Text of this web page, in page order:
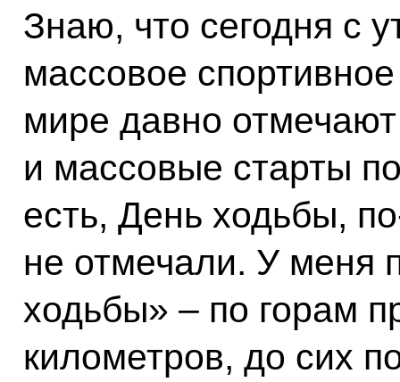
Знаю, что сегодня с
массовое
мире давно
и массовые старты
есть, День ходьбы,
не отмечали. У меня
ходьбы» – по горам
километров, до сих